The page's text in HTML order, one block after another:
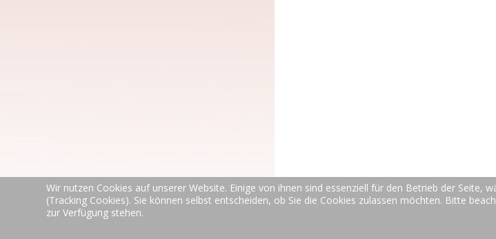
Wir nutzen Cookies auf unserer Website. Einige von ihnen sind essenziell für den Betrieb der Seite,
(Tracking Cookies). Sie können selbst entscheiden, ob Sie die Cookies zulassen möchten. Bitte
zur Verfügung stehen.